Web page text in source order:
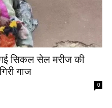
सिकल सेल मरीज की
गाज
0